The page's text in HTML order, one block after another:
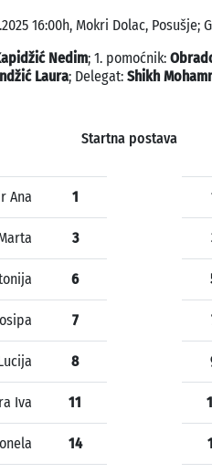
16:00h, Mokri Dolac, Posušje;
Nedim; 1. pomoćnik:
Laura; Delegat: Shikh
Startna postava
Ana 1
3
6
7
8
Iva 11
14